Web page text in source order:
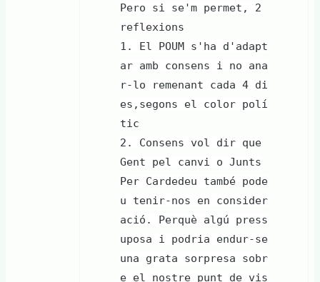
Pero si se'm permet, 2
reflexions
1. El POUM s'ha d'adapt
ar amb consens i no ana
r-lo remenant cada 4 di
es,segons el color polí
tic
2. Consens vol dir que
Gent pel canvi o Junts
Per Cardedeu també pode
u tenir-nos en consider
ació. Perquè algú press
uposa i podria endur-se
una grata sorpresa sobr
e el nostre punt de vis